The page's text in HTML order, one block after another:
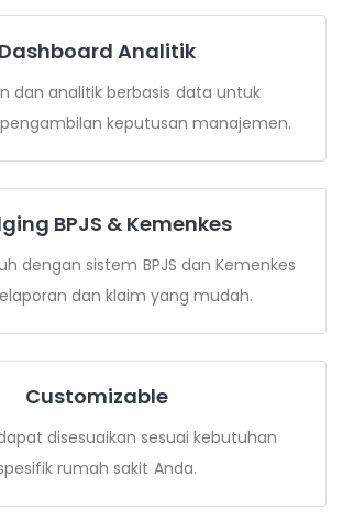
Dashboard Analitik
dan analitik berbasis data untuk
keputusan manajemen.
BPJS & Kemenkes
dengan sistem BPJS dan Kemenkes
dan klaim yang mudah.
Customizable
disesuaikan sesuai kebutuhan
rumah sakit Anda.